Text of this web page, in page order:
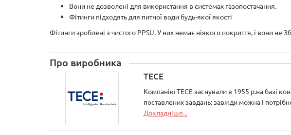
Вони не дозволені для використання в системах газопостачання.
Фітинги підходять для питної води будь-якої якості
Фітинги зроблені з чистого PPSU. У них немає ніякого покриття, і вони не
Про виробника
TECE
Компанію ТЕСЕ заснували в 1955 р.на базі
поставлених завдань: завжди можна і
Докладніше...